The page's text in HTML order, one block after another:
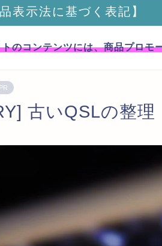
品表示法に基づく表記】
のコンテンツには、商品プロモ
PR
古いQSLの整理